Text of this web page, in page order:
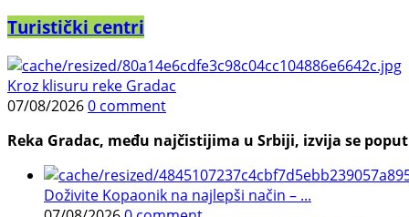
Turistički centri
Kroz klisuru reke Gradac
07/08/20260 comment
Reka Gradac, među najčistijima u Srbiji, izvija se
Doživite Kopaonik na najlepši način – ...